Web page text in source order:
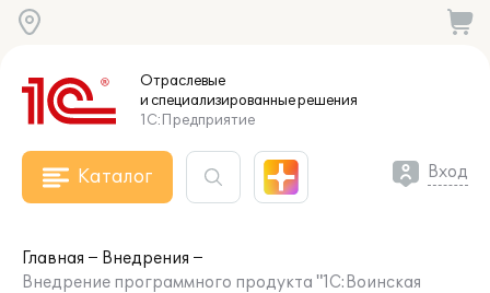
Отраслевые
и специализированныерешения
1С:Предприятие
Каталог Вход
Главная
Внедрения
Внедрение программного продукта "1C:Воинская